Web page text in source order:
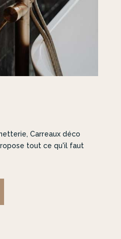
Carreaux déco
tout ce qu'il faut